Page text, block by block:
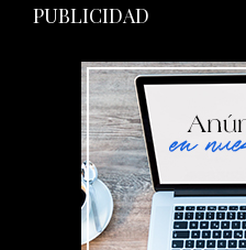
PUBLICIDAD